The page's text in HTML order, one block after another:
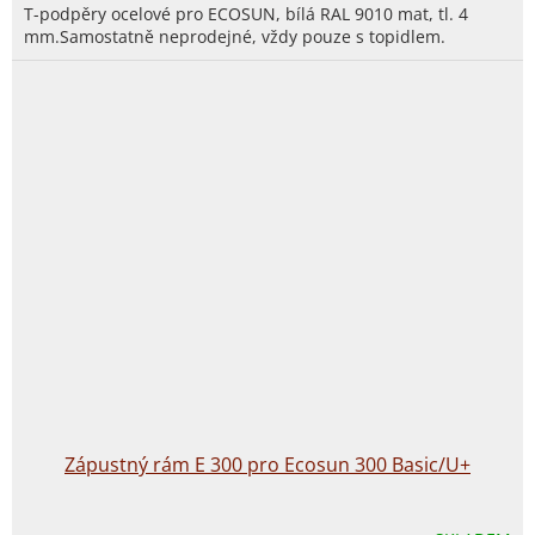
T-podpěry ocelové pro ECOSUN, bílá RAL 9010 mat, tl. 4
mm.Samostatně neprodejné, vždy pouze s topidlem.
Zápustný rám E 300 pro Ecosun 300 Basic/U+